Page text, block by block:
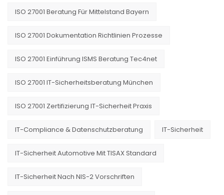
ISO 27001 Beratung Für Mittelstand Bayern
ISO 27001 Dokumentation Richtlinien Prozesse
ISO 27001 Einführung ISMS Beratung Tec4net
ISO 27001 IT-Sicherheitsberatung München
ISO 27001 Zertifizierung IT-Sicherheit Praxis
IT-Compliance & Datenschutzberatung IT-Sicherheit
IT-Sicherheit Automotive Mit TISAX Standard
IT-Sicherheit Nach NIS-2 Vorschriften